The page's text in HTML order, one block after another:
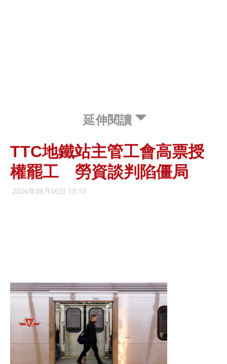
延伸閱讀
TTC地鐵站主管工會高票授
權罷工 勞資談判陷僵局
2026年08月06日 13:10